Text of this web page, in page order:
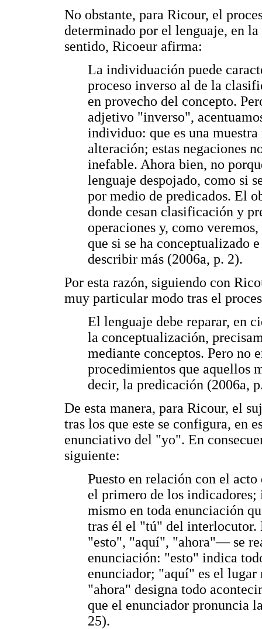
No obstante, para Ricour, el
determinado por el lenguaje, en
sentido, Ricoeur afirma:
La individuación puede
proceso inverso al de la
en provecho del concepto.
adjetivo "inverso",
individuo: que es una
alteración; estas negaciones
inefable. Ahora bien, no
lenguaje despojado, como si
por medio de predicados. El
donde cesan clasificación y
operaciones y, como
que si se ha conceptualizado
describir más (2006a, p. 2).
Por esta razón, siguiendo con
muy particular modo tras el
El lenguaje debe reparar, en
la conceptualización,
mediante conceptos. Pero no
procedimientos que aquellos
decir, la predicación (2006a,
De esta manera, para Ricour, el
tras los que este se configura, en
enunciativo del "yo". En
siguiente:
Puesto en relación con el
el primero de los indicadores;
mismo en toda enunciación
tras él el "tú" del
"esto", "aquí", "ahora"— se
enunciación: "esto" indica
enunciador; "aquí" es el lugar
"ahora" designa todo
que el enunciador pronuncia
25).